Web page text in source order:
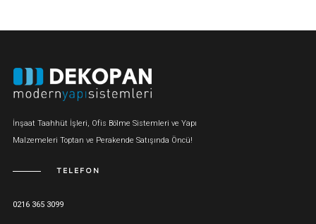
İnşaat Taahhüt İşleri, Ofis Bölme Sistemleri ve Yapı
Malzemeleri Toptan ve Perakende Satışında Öncü!
TELEFON
0216 365 3099